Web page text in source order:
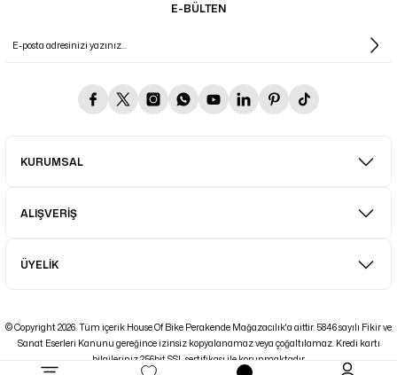
E-BÜLTEN
KURUMSAL
ALIŞVERİŞ
ÜYELİK
© Copyright 2026. Tüm içerik House Of Bike Perakende Mağazacılık'a aittir. 5846 sayılı Fikir ve
Sanat Eserleri Kanunu gereğince izinsiz kopyalanamaz veya çoğaltılamaz. Kredi kartı
bilgileriniz 256bit SSL sertifikası ile korunmaktadır.